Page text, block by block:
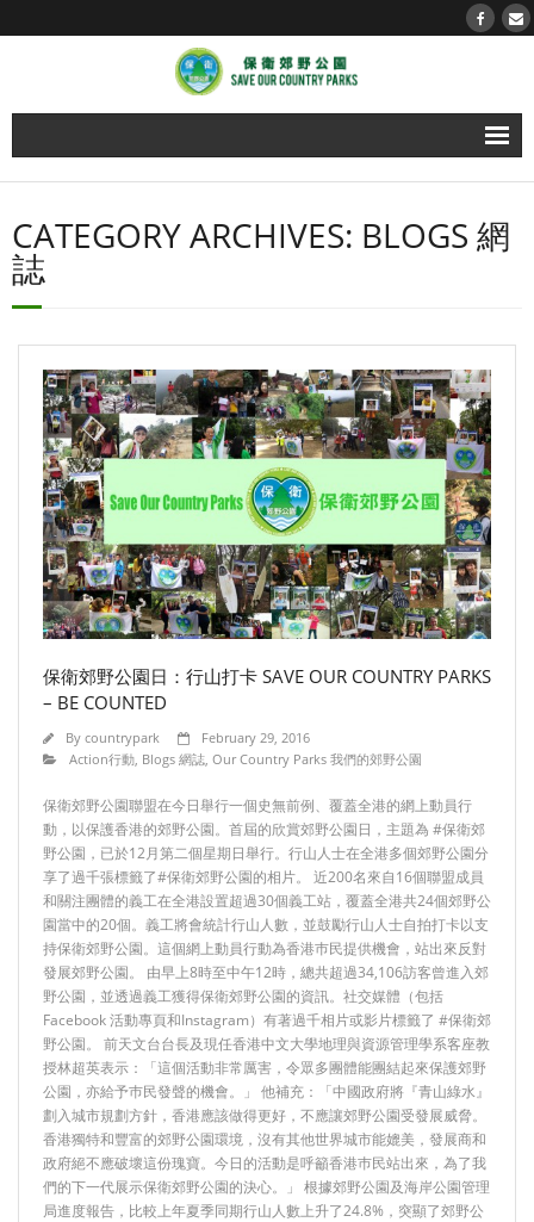
About us 關於我們
- 媒體櫃 Media Gallery
Timeline 郊野事件薄
Blogs 網誌
Our Country Parks 我們的郊野公園
- Hong Kong Island 香港島
- Kowloon 九龍
- New Territories 新界
- Islands 離島
- Articles 文章評論
- Enclaves 不包括土地
- Town Planning Board 城規會
CATEGORY ARCHIVES: BLOGS 網
誌
保衛郊野公園日：行山打卡 SAVE OUR COUNTRY PARKS
– BE COUNTED
By countrypark
February 29, 2016
Action行動 Blogs 網誌 Our Country Parks 我們的郊野公園
保衛郊野公園聯盟在今日舉行一個史無前例、覆蓋全港的網上動員行
動，以保護香港的郊野公園。首屆的欣賞郊野公園日，主題為 #保衛郊
野公園，已於12月第二個星期日舉行。行山人士在全港多個郊野公園分
享了過千張標籤了#保衛郊野公園的相片。 近200名來自16個聯盟成員
和關注團體的義工在全港設置超過30個義工站，覆蓋全港共24個郊野公
園當中的20個。義工將會統計行山人數，並鼓勵行山人士自拍打卡以支
持保衛郊野公園。這個網上動員行動為香港巿民提供機會，站出來反對
發展郊野公園。 由早上8時至中午12時，總共超過34,106訪客曾進入郊
野公園，並透過義工獲得保衛郊野公園的資訊。社交媒體（包括
Facebook 活動專頁和Instagram）有著過千相片或影片標籤了 #保衛郊
野公園。 前天文台台長及現任香港中文大學地理與資源管理學系客座教
授林超英表示：「這個活動非常厲害，令眾多團體能團結起來保護郊野
公園，亦給予巿民發聲的機會。」 他補充：「中國政府將『青山綠水』
劃入城市規劃方針，香港應該做得更好，不應讓郊野公園受發展威脅。
香港獨特和豐富的郊野公園環境，沒有其他世界城市能媲美，發展商和
政府絕不應破壞這份瑰寶。今日的活動是呼籲香港巿民站出來，為了我
們的下一代展示保衛郊野公園的決心。」 根據郊野公園及海岸公園管理
局進度報告，比較上年夏季同期行山人數上升了24.8%，突顯了郊野公